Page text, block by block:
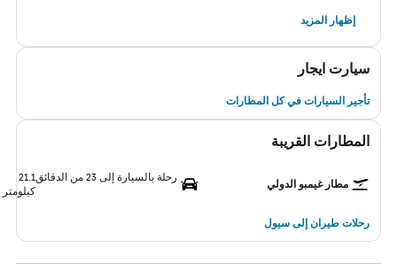
إظهار المزيد
سيارت ايجار
تأجير السيارات في كل المطارات
المطارات القريبة
مطار غيمبو الدولي
رحلة بالسيارة إلى 23 من الدقائق
21.1
كيلومتر
رحلات طيران إلى سيول